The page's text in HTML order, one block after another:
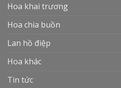
Hoa khai trương
Hoa chia buồn
Lan hồ điệp
Hoa khác
Tin tức